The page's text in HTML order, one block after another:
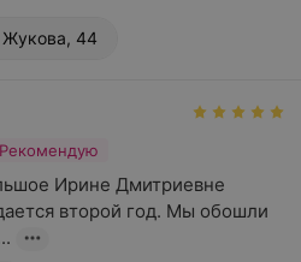
44
Рекомендую
Ирине Дмитриевне
второй год. Мы обошли